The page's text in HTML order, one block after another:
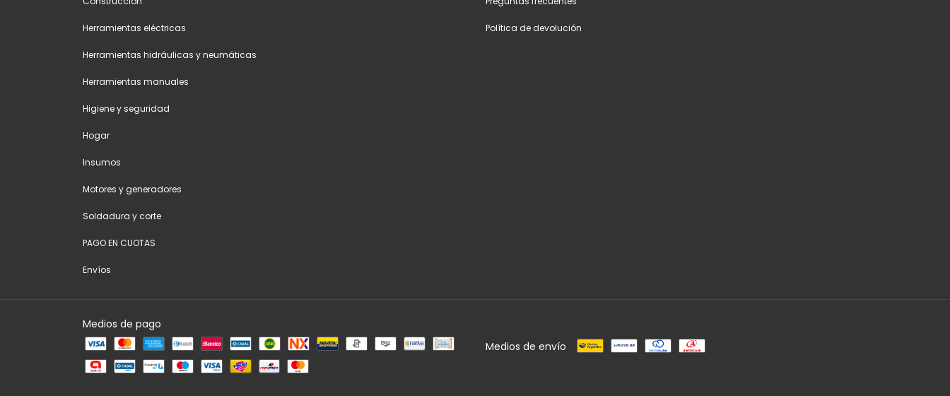
Herramientas eléctricas
Herramientas hidráulicas y neumáticas
Herramientas manuales
Higiene y seguridad
Hogar
Insumos
Motores y generadores
Soldadura y corte
PAGO EN CUOTAS
Envíos
Política de devolución
Medios de pago
Medios de envío